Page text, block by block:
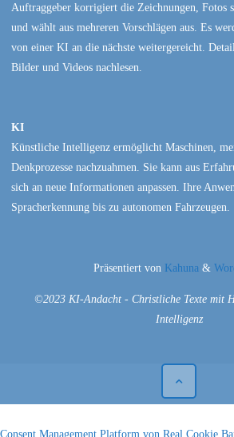
Auftraggeber korrigiert die Zeichnungen, Fotos
und wählt aus mehreren Vorschlägen aus. Es
von einer KI an die nächste weitergereicht.
Bilder und Videos nachlesen.
KI
Künstliche Intelligenz ermöglicht Maschinen,
Denkprozesse nachzuahmen. Sie kann aus
sich an neue Informationen anpassen. Ihre
Spracherkennung bis zu autonomen Fahrzeugen.
Präsentiert von Kahuna &
©2023 KI-Andacht - Christliche Texte mit
Intelligenz
Consent Management Platform von Real Cookie